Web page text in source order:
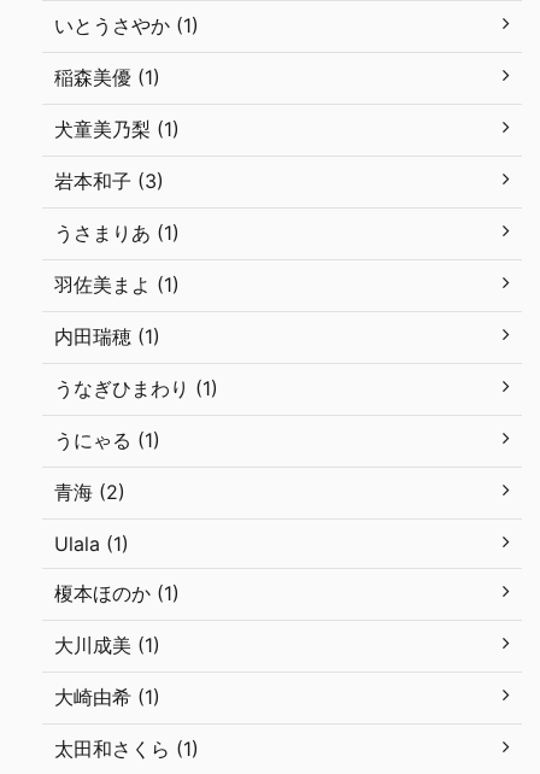
いとうさやか (1)
稲森美優 (1)
犬童美乃梨 (1)
岩本和子 (3)
うさまりあ (1)
羽佐美まよ (1)
内田瑞穂 (1)
うなぎひまわり (1)
うにゃる (1)
青海 (2)
Ulala (1)
榎本ほのか (1)
大川成美 (1)
大崎由希 (1)
太田和さくら (1)